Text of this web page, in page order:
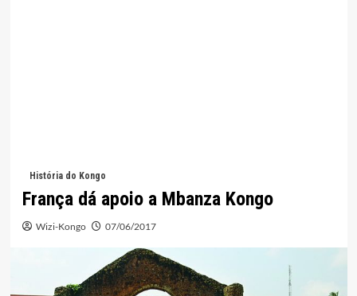
História do Kongo
França dá apoio a Mbanza Kongo
Wizi-Kongo 07/06/2017